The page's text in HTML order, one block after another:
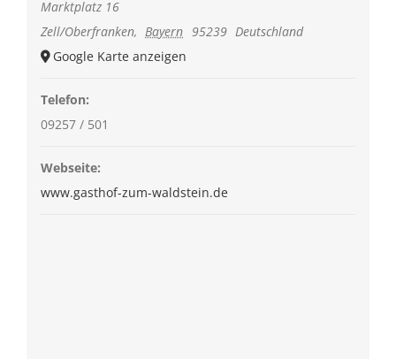
Marktplatz 16
Zell/Oberfranken, Bayern 95239 Deutschland
Google Karte anzeigen
Telefon:
09257 / 501
Webseite:
www.gasthof-zum-waldstein.de